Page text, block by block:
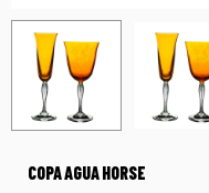
COPA AGUA HORSE